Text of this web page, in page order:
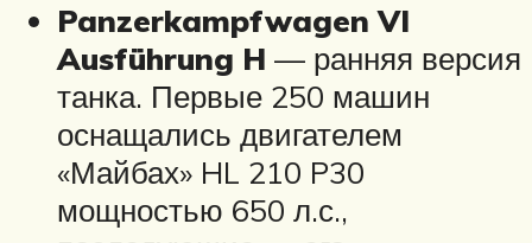
Panzerkampfwagen VI
Ausführung H — ранняя версия
танка. Первые 250 машин
оснащались двигателем
«Майбах» HL 210 P30
мощностью 650 л.с.,